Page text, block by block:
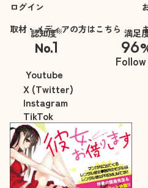
ログイン
取材・メディアの方はこちら
認知度※
No.1
※自社調べ
満足
96
Youtube
X (Twitter)
Instagram
TikTok